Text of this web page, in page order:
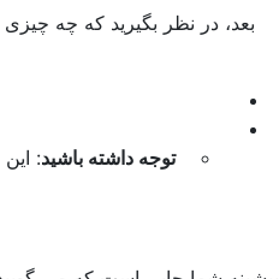
بعد، در نظر بگیرید که چه چیزی
توجه داشته باشید: این